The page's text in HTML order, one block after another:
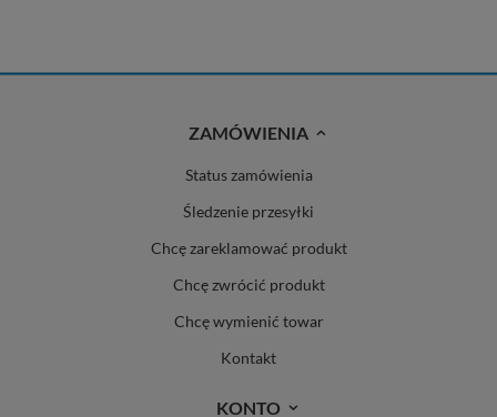
ZAMÓWIENIA
Status zamówienia
Śledzenie przesyłki
Chcę zareklamować produkt
Chcę zwrócić produkt
Chcę wymienić towar
Kontakt
KONTO